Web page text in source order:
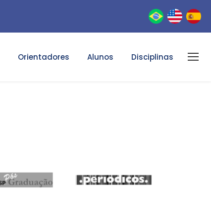
Orientadores Alunos Disciplinas